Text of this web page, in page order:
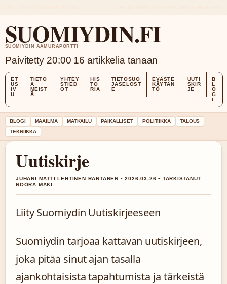
SUOMIYDIN.FI
SUOMIYDIN AAMURAPORTTI
Paivitetty 20:00 16 artikkelia tanaan
ET
US
IV
U
TIETO
A
MEIST
Ä
YHTEY
STIED
OT
HIS
TO
RIA
TIETOSUO
JASELOST
E
EVÄSTE
KÄYTÄN
TÖ
UUTI
SKIR
JE
B
L
O
G
I
BLOGI MAAILMA MATKAILU PAIKALLISET POLITIIKKA
TALOUS
TEKNIIKKA
Uutiskirje
JUHANI MATTI LEHTINEN RANTANEN • 2026-03-26 • TARKISTANUT
NOORA MAKI
Liity Suomiydin Uutiskirjeeseen
Suomiydin tarjoaa kattavan uutiskirjeen,
joka pitää sinut ajan tasalla
ajankohtaisista tapahtumista ja tärkeistä